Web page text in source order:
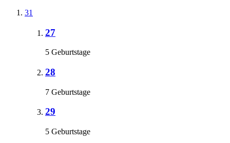
31
27
5 Geburtstage
28
7 Geburtstage
29
5 Geburtstage